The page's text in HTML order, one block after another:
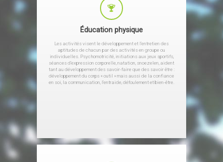
Éducation physique
Les activités visent le développement et l’entretien des
aptitudes de chacun par des activités en groupe ou
individuelles. Psychomotricité, initiations aux jeux sportifs,
séances d’expression corporelle, natation, snoezelen, aident
tant au développement des savoir-faire que des savoir être :
développement du corps « outil » mais aussi de la confiance
en soi, la communication, l’entraide, défoulement et bien-être.